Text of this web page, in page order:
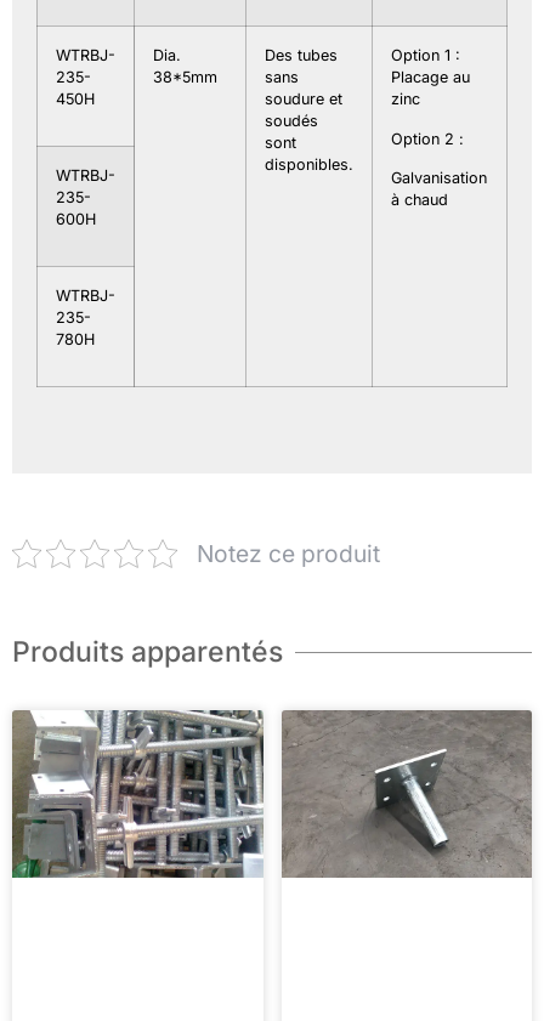
WTRBJ-
235-
450H
Dia.
38*5mm
Des tubes
sans
soudure et
soudés
sont
disponibles.
Option 1 :
Placage au
zinc
Option 2 :
Galvanisation
à chaud
WTRBJ-
235-
600H
WTRBJ-
235-
780H
Notez ce produit
Produits apparentés